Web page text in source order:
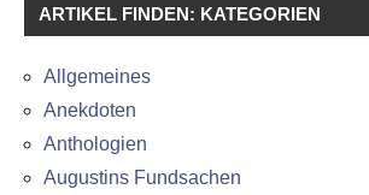
ARTIKEL FINDEN: KATEGORIEN
Allgemeines
Anekdoten
Anthologien
Augustins Fundsachen